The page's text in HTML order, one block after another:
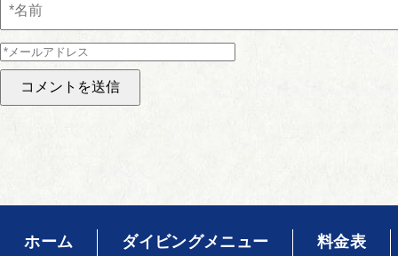
ホーム ダイビングメニュー 料金表